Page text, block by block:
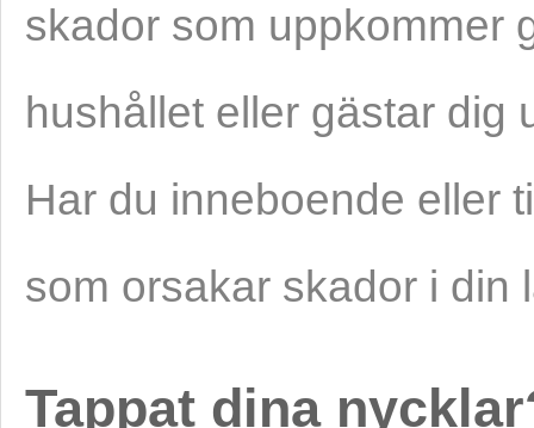
skador som uppkommer
hushållet eller gästar dig
Har du inneboende eller
som orsakar skador i din
Tappat dina